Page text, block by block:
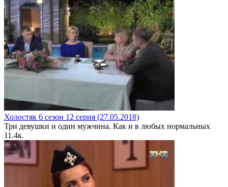
Холостяк 6 сезон 12 серия (27.05.2018)
Три девушки и один мужчина. Как и в любых нормальных
11.4к.